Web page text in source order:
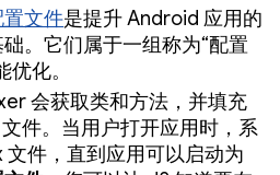
置文件是提升 Android 应用的
。它们属于一组称为“配置
化。
会获取类和方法，并填充
文件。当用户打开应用时，系
件，直到应用可以启动为